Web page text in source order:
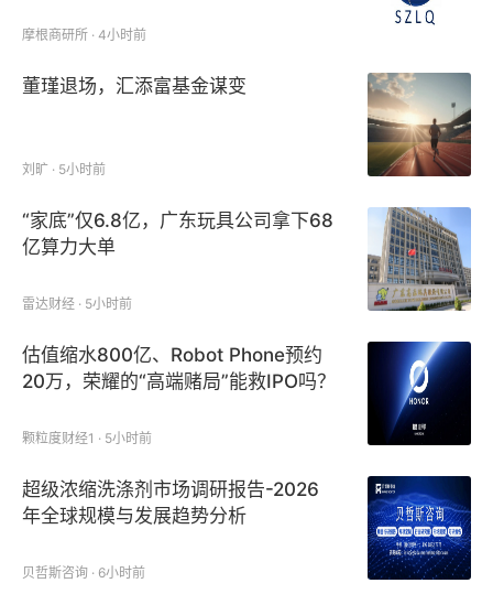
摩根商研所 · 4小时前
董瑾退场，汇添富基金谋变
刘旷 · 5小时前
“家底”仅6.8亿，广东玩具公司拿下68
亿算力大单
雷达财经 · 5小时前
估值缩水800亿、Robot Phone预约
20万，荣耀的“高端赌局”能救IPO吗？
颗粒度财经1 · 5小时前
超级浓缩洗涤剂市场调研报告-2026
年全球规模与发展趋势分析
贝哲斯咨询 · 6小时前